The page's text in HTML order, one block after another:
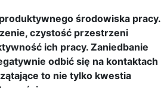
środowiska pracy.
czystość przestrzeni
ich pracy. Zaniedbanie
odbić się na kontaktach
to nie tylko kwestia